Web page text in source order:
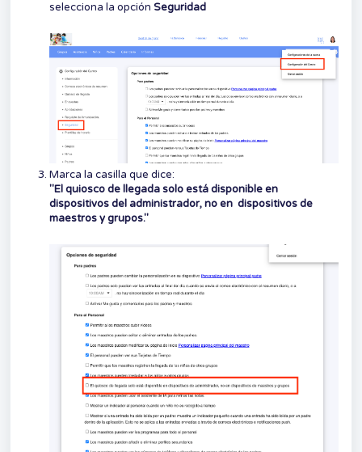
selecciona la opción Seguridad
Marca la casilla que dice:
"El quiosco de llegada solo está disponible en
dispositivos del administrador, no en dispositivos de
maestros y grupos."